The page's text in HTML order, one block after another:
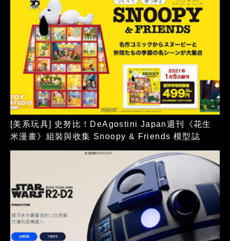
[美系玩具] 史努比！DeAgostini Japan週刊《花生
米漫畫》組裝與收集 Snoopy & Friends 模型誌